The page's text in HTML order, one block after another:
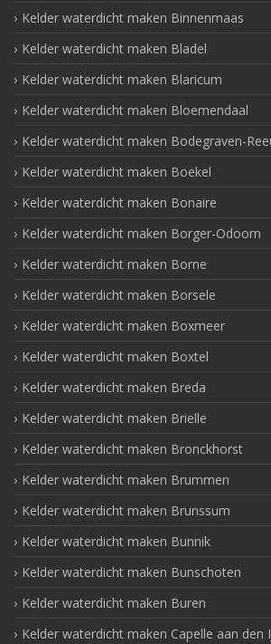
Kelder waterdicht maken Binnenmaas
Kelder waterdicht maken Bladel
Kelder waterdicht maken Blaricum
Kelder waterdicht maken Bloemendaal
Kelder waterdicht maken Bodegraven-
Kelder waterdicht maken Boekel
Kelder waterdicht maken Bonaire
Kelder waterdicht maken Borger-Odoorn
Kelder waterdicht maken Borne
Kelder waterdicht maken Borsele
Kelder waterdicht maken Boxmeer
Kelder waterdicht maken Boxtel
Kelder waterdicht maken Breda
Kelder waterdicht maken Brielle
Kelder waterdicht maken Bronckhorst
Kelder waterdicht maken Brummen
Kelder waterdicht maken Brunssum
Kelder waterdicht maken Bunnik
Kelder waterdicht maken Bunschoten
Kelder waterdicht maken Buren
Kelder waterdicht maken Capelle aan den